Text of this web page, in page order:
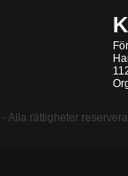
- Alla rättigheter